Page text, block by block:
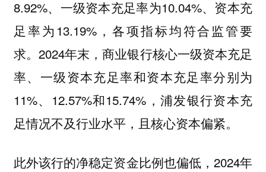
8.92%、一级资本充足率为10.04%、资本充
足率为13.19%，各项指标均符合监管要
求。2024年末，商业银行核心一级资本充足
率、一级资本充足率和资本充足率分别为
11%、12.57%和15.74%，浦发银行资本充
足情况不及行业水平，且核心资本偏紧。
此外该行的净稳定资金比例也偏低，2024年